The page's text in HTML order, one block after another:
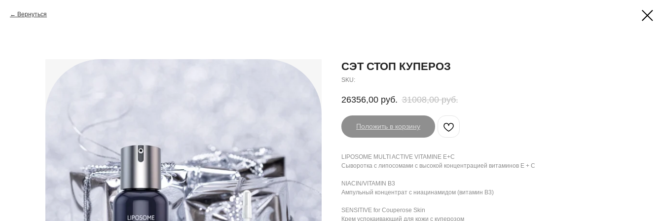
Вернуться
СЭТ СТОП КУПЕРОЗ
SKU:
26356,00 руб. 31008,00 руб.
Положить в корзину
LIPOSOME MULTI ACTIVE VITAMINE E+C
Сыворотка с липосомами с высокой концентрацией витаминов Е + С
NIACIN/VITAMIN B3
Ампульный концентрат с ниацинамидом (витамин B3)
SENSITIVE for Couperose Skin
Крем успокаивающий для кожи с куперозом